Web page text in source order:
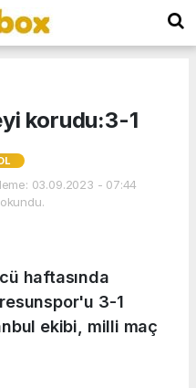
korudu:3-1
03.09.2023 - 07:44
haftasında
3-1
ekibi, milli maç